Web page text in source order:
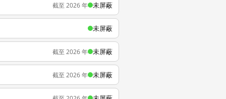
截至 2026 年 未屏蔽
未屏蔽
截至 2026 年 未屏蔽
截至 2026 年 未屏蔽